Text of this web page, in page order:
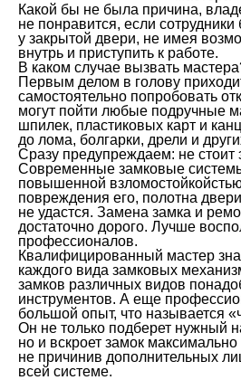
Какой бы не была причина,
не понравится, если сотрудники
у закрытой двери, не имея
внутрь и приступить к работе.
В каком случае вызвать
Первым делом в голову
самостоятельно попробовать
могут пойти любые подручные
шпилек, пластиковых карт и
до лома, болгарки, дрели и
Сразу предупреждаем: не стоит
Современные замковые
повышенной
повреждения его, полотна
не удастся. Замена замка и
достаточно дорого. Лучше
профессионалов.
Квалифицированный мастер
каждого вида замковых
замков различных видов
инструментов. А еще
большой опыт, что называется
Он не только подберет нужный
но и вскроет замок
не причинив дополнительных
всей системе.